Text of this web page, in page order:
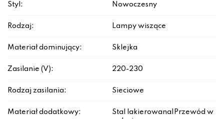
Styl: Nowoczesny
Rodzaj: Lampy wiszące
Materiał dominujący: Sklejka
Zasilanie (V): 220-230
Rodzaj zasilania: Sieciowe
Materiał dodatkowy:
Stal lakierowana|Przewód w